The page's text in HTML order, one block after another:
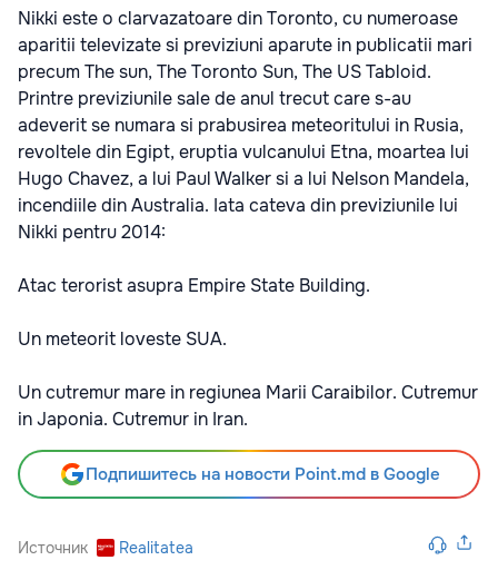
Nikki este o clarvazatoare din Toronto, cu numeroase
aparitii televizate si previziuni aparute in publicatii mari
precum The sun, The Toronto Sun, The US Tabloid.
Printre previziunile sale de anul trecut care s-au
adeverit se numara si prabusirea meteoritului in Rusia,
revoltele din Egipt, eruptia vulcanului Etna, moartea lui
Hugo Chavez, a lui Paul Walker si a lui Nelson Mandela,
incendiile din Australia. Iata cateva din previziunile lui
Nikki pentru 2014:
Atac terorist asupra Empire State Building.
Un meteorit loveste SUA.
Un cutremur mare in regiunea Marii Caraibilor. Cutremur
in Japonia. Cutremur in Iran.
Подпишитесь на новости Point.md в Google
Источник Realitatea